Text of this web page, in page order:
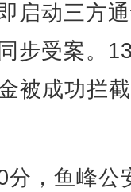
启动三方
步受案。
被成功拦
，鱼峰公